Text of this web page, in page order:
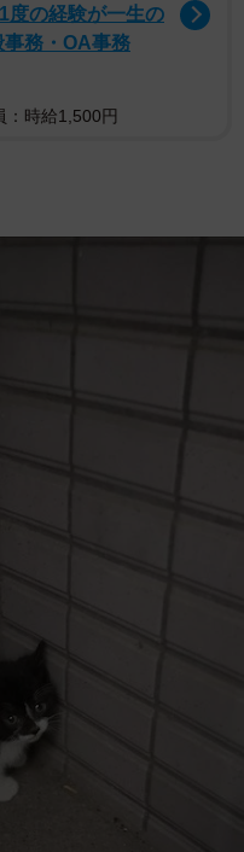
度の経験が一生の
事務・OA事務
：時給1,500円